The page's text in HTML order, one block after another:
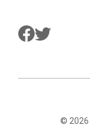
© 2026